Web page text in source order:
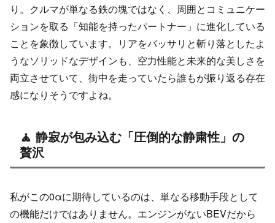
り。クルマが単なる鉄の塊ではなく、周囲とコミュニケー
ションを取る「知能を持ったパートナー」に進化している
ことを象徴しています。リアをバッサリと斬り落としたよ
うなソリッドなデザインも、空力性能と未来的な美しさを
両立させていて、街中を走っていたら誰もが振り返る存在
感になりそうですよね。
🧘 静寂が包み込む「圧倒的な静粛性」の
贅沢
私がこの0αに期待しているのは、単なる移動手段として
の機能だけではありません。エンジンがないBEVだから